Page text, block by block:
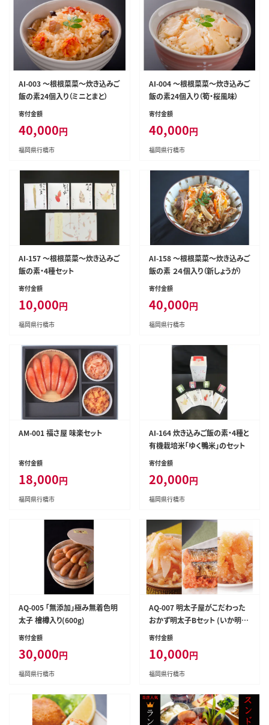
AI-003 ～根根菜菜～炊き込みご
飯の素24個入り（ミニとまと）
寄付金額
40,000円
福岡県行橋市
AI-004 ～根根菜菜～炊き込みご
飯の素24個入り（筍・桜風味）
寄付金額
40,000円
福岡県行橋市
AI-157 ～根根菜菜～炊き込みご
飯の素・4種セット
寄付金額
10,000円
福岡県行橋市
AI-158 ～根根菜菜～炊き込みご
飯の素 ２４個入り（新しょうが）
寄付金額
40,000円
福岡県行橋市
AM-001 福さ屋 味楽セット
寄付金額
18,000円
福岡県行橋市
AI-164 炊き込みご飯の素・4種と
有機栽培米「ゆく鴨米」のセット
寄付金額
20,000円
福岡県行橋市
AQ-005 「無添加」極み無着色明
太子 檜樽入り(600g)
寄付金額
30,000円
福岡県行橋市
AQ-007 明太子屋がこだわった
おかず明太子Bセット (いか明太
子・数の子明太子・いわし明太
寄付金額
10,000円
福岡県行橋市